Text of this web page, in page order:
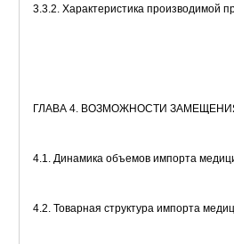
3.3.2. Характеристика производимой
ГЛАВА 4. ВОЗМОЖНОСТИ
4.1. Динамика объемов импорта
4.2. Товарная структура импорта